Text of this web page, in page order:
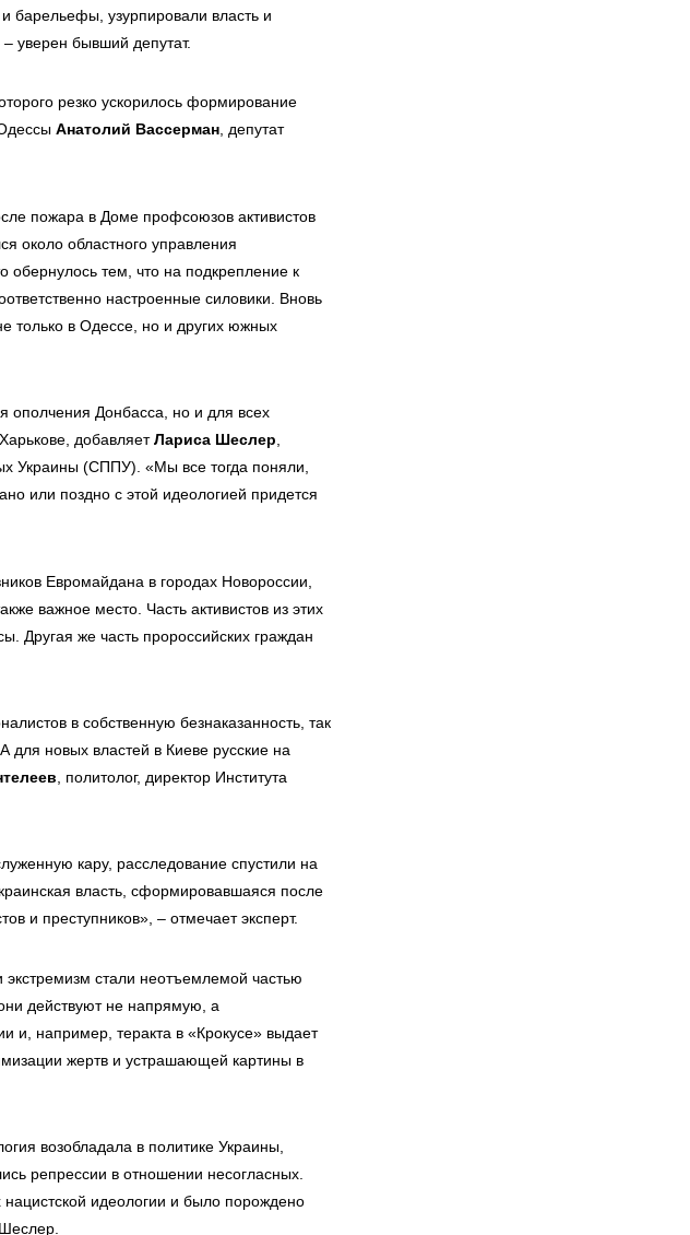
узурпировали власть и
уверен бывший депутат.
резко ускорилось формирование
Анатолий Вассерман, депутат
пожара в Доме профсоюзов активистов
около областного управления
обернулось тем, что на подкрепление к
настроенные силовики. Вновь
только в Одессе, но и других южных
ополчения Донбасса, но и для всех
добавляетЛариса Шеслер
Украины (СППУ). «Мы все тогда поняли,
или поздно с этой идеологией придется
Евромайдана в городах Новороссии,
важное место. Часть активистов из этих
Другая же часть пророссийских граждан
в собственную безнаказанность, так
для новых властей в Киеве русские на
, политолог, директор Института
кару, расследование спустили на
власть, сформировавшаяся после
и преступников», – отмечает эксперт.
экстремизм стали неотъемлемой частью
действуют не напрямую, а
и, например, теракта в «Крокусе» выдает
жертв и устрашающей картины в
возобладала в политике Украины,
репрессии в отношении несогласных.
идеологии и было порождено